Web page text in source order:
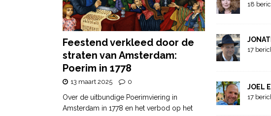
Feestend verkleed door de
straten van Amsterdam:
Poerim in 1778
13 maart 2025 0
Over de uitbundige Poerimviering in
Amsterdam in 1778 en het verbod op het
18
17
JOEL
17